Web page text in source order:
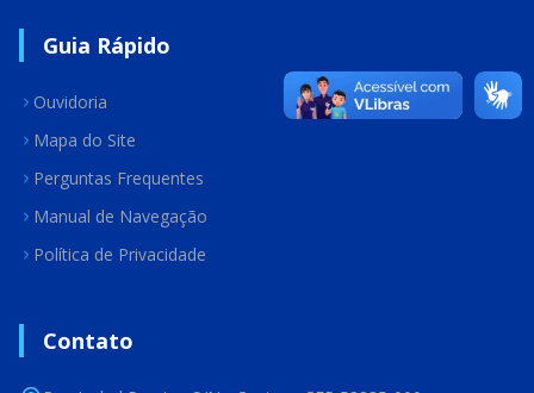
Guia Rápido
Ouvidoria
Mapa do Site
Perguntas Frequentes
Manual de Navegação
Política de Privacidade
Contato